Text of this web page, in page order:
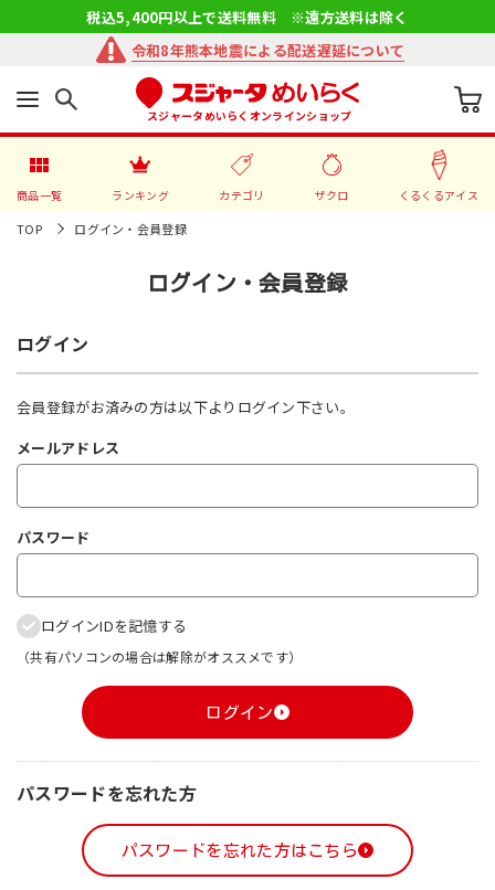
税込5,400円以上で送料無料 ※遠方送料は除く
令和8年熊本地震による配送遅延について
スジャータめいらくオンラインショップ
商品一覧 ランキング カテゴリ ザクロ くるくるアイス
TOP ログイン・会員登録
ログイン・会員登録
ログイン
会員登録がお済みの方は以下よりログイン下さい。
メールアドレス
パスワード
ログインIDを記憶する
（共有パソコンの場合は解除がオススメです）
ログイン
パスワードを忘れた方
パスワードを忘れた方はこちら